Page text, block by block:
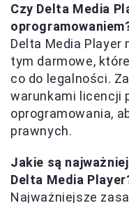
Czy Delta Media
Delta Media Player
tym darmowe,
co do legalności.
warunkami licencji
oprogramowania,
prawnych.
Jakie są
Delta Media
Najważniejsze